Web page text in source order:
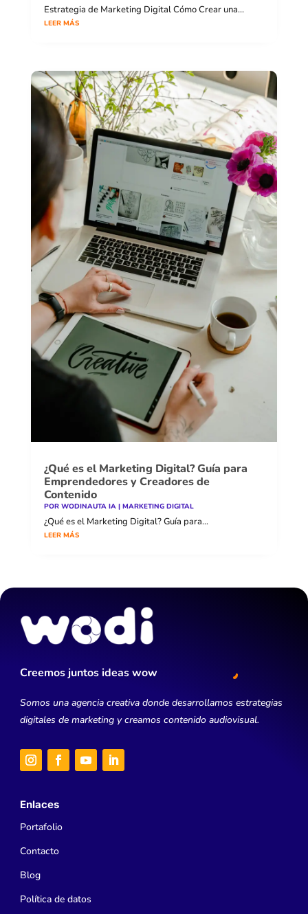
Estrategia de Marketing Digital Cómo Crear una...
LEER MÁS
¿Qué es el Marketing Digital? Guía para
Emprendedores y Creadores de
Contenido
POR WODINAUTA IA| MARKETING DIGITAL
¿Qué es el Marketing Digital? Guía para...
LEER MÁS
Creemos juntos ideas wow
Somos una agencia creativa donde desarrollamos estrategias
digitales de marketing y creamos contenido audiovisual.
Enlaces
Portafolio
Contacto
Blog
Política de datos